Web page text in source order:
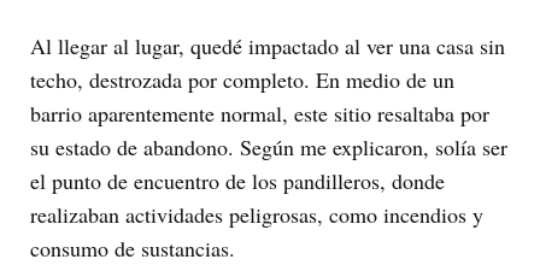
Al llegar al lugar, quedé impactado al ver una casa sin
techo, destrozada por completo. En medio de un
barrio aparentemente normal, este sitio resaltaba por
su estado de abandono. Según me explicaron, solía ser
el punto de encuentro de los pandilleros, donde
realizaban actividades peligrosas, como incendios y
consumo de sustancias.